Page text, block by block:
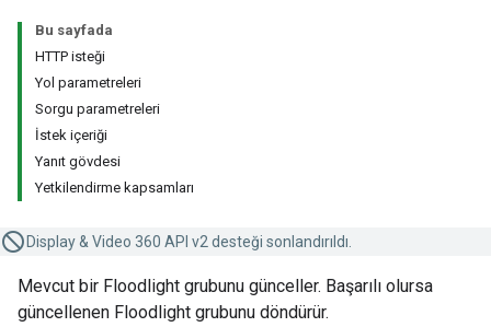
Bu sayfada
HTTP isteği
Yol parametreleri
Sorgu parametreleri
İstek içeriği
Yanıt gövdesi
Yetkilendirme kapsamları
Display & Video 360 API v2 desteği sonlandırıldı.
Mevcut bir Floodlight grubunu günceller. Başarılı olursa
güncellenen Floodlight grubunu döndürür.